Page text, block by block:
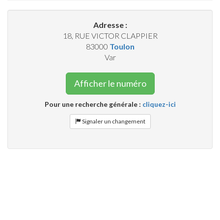
Adresse :
18, RUE VICTOR CLAPPIER
83000 Toulon
Var
Afficher le numéro
Pour une recherche générale : cliquez-ici
Signaler un changement